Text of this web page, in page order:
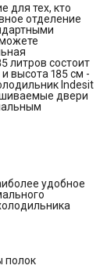
для тех, кто
отделение
литров состоит
высота 185 см -
Indesit
двери
удобное
полок